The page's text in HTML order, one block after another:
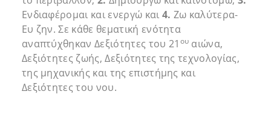
Ενδιαφέρομαι και ενεργώ και 4. Ζω καλύτερα-
Ευ ζην. Σε κάθε θεματική ενότητα
αναπτύχθηκαν Δεξιότητες του 21 ου αιώνα,
Δεξιότητες ζωής, Δεξιότητες της τεχνολογίας,
της μηχανικής και της επιστήμης και
Δεξιότητες του νου.